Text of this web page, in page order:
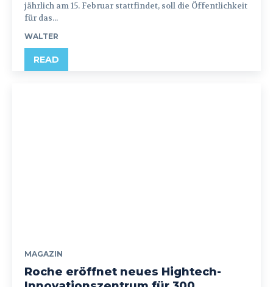
jährlich am 15. Februar stattfindet, soll die Öffentlichkeit
für das...
WALTER
READ
MAGAZIN
Roche eröffnet neues Hightech-